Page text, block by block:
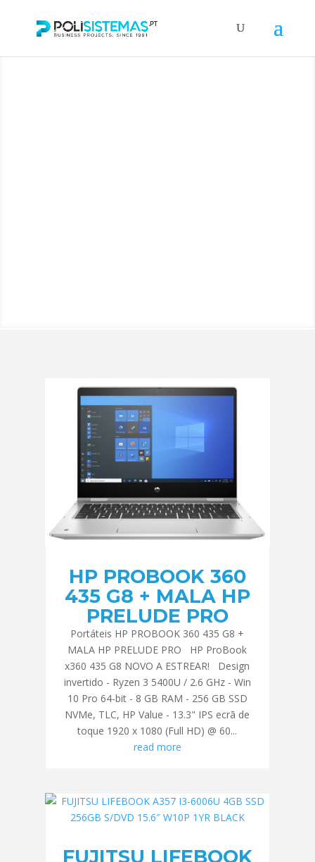
HP PROBOOK 360
435 G8 + MALA HP
PRELUDE PRO
Portáteis HP PROBOOK 360 435 G8 +
MALA HP PRELUDE PRO HP ProBook
x360 435 G8 NOVO A ESTREAR! Design
invertido - Ryzen 3 5400U / 2.6 GHz - Win
10 Pro 64-bit - 8 GB RAM - 256 GB SSD
NVMe, TLC, HP Value - 13.3" IPS ecrã de
toque 1920 x 1080 (Full HD) @ 60...
read more
FUJITSU LIFEBOOK